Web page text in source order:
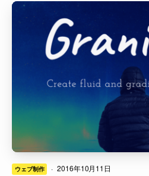
ウェブ制作 · 2016年10月11日